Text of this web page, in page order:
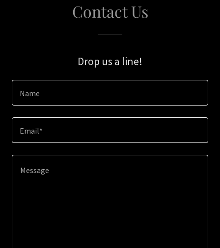
Contact Us
Drop us a line!
Name
Email*